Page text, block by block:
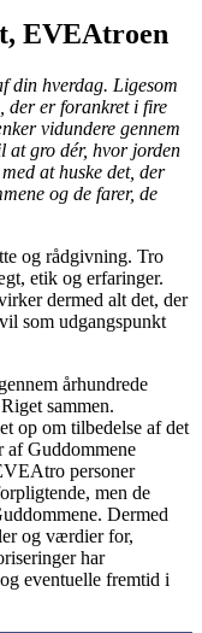
EVEAtroen
din hverdag. Ligesom
der er forankret i fire
vidundere gennem
at gro dér, hvor jorden
at huske det, der
og de farer, de
og rådgivning. Tro
etik og erfaringer.
dermed alt det, der
som udgangspunkt
århundrede
sammen.
op om tilbedelse af det
af Guddommene
personer
men de
Dermed
og værdier for,
har
eventuelle fremtid i